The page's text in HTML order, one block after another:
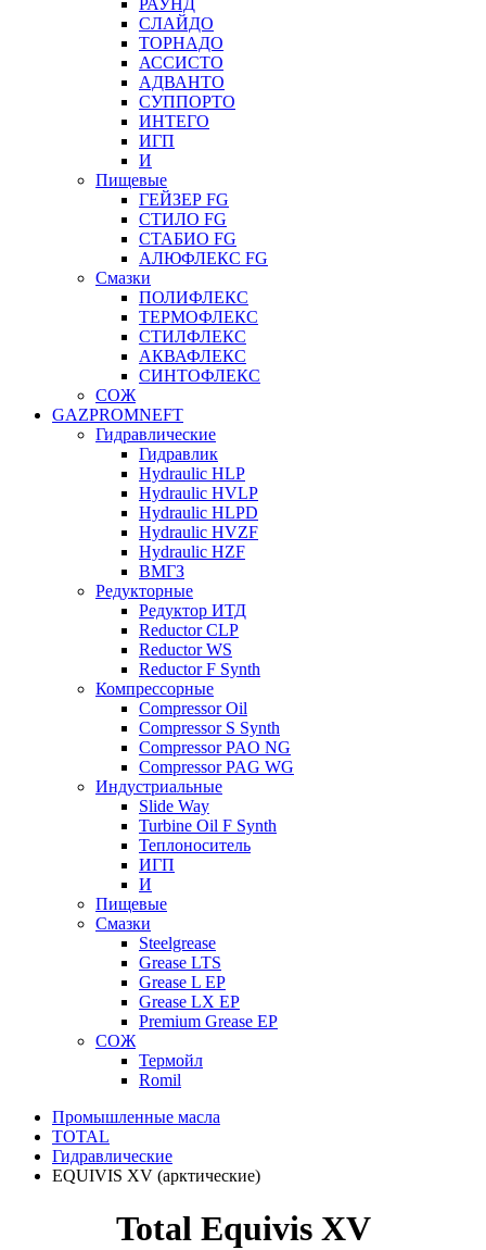
РАУНД
СЛАЙДО
ТОРНАДО
АССИСТО
АДВАНТО
СУППОРТО
ИНТЕГО
ИГП
И
Пищевые
ГЕЙЗЕР FG
СТИЛО FG
СТАБИО FG
АЛЮФЛЕКС FG
Смазки
ПОЛИФЛЕКС
ТЕРМОФЛЕКС
СТИЛФЛЕКС
АКВАФЛЕКС
СИНТОФЛЕКС
СОЖ
GAZPROMNEFT
Гидравлические
Гидравлик
Hydraulic HLP
Hydraulic HVLP
Hydraulic HLPD
Hydraulic HVZF
Hydraulic HZF
ВМГЗ
Редукторные
Редуктор ИТД
Reductor CLP
Reductor WS
Reductor F Synth
Компрессорные
Compressor Oil
Compressor S Synth
Compressor PAO NG
Compressor PAG WG
Индустриальные
Slide Way
Turbine Oil F Synth
Теплоноситель
ИГП
И
Пищевые
Смазки
Steelgrease
Grease LTS
Grease L EP
Grease LX EP
Premium Grease EP
СОЖ
Термойл
Romil
Промышленные масла
TOTAL
Гидравлические
EQUIVIS XV (арктические)
Total Equivis XV